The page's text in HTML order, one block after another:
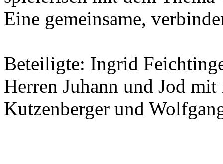
Eine gemeinsame,
Beteiligte: Ingrid
Herren Juhann und Jod
Kutzenberger und